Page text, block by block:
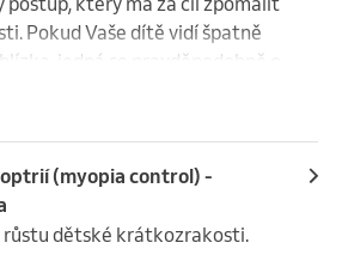
Pokud Vaše dítě vidí špatně
jedná se pravděpodobně o
znak krátkozrakosti
před hodnotou dioptrie na
se pohybuje mezi 60 - 120
žádný z dostupných termínů,
na tel 607627677.
(myopia control) -
dětské krátkozrakosti.